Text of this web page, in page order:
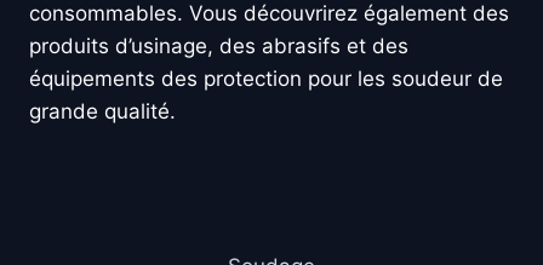
consommables. Vous découvrirez également des
produits d’usinage, des abrasifs et des
équipements des protection pour les soudeur de
grande qualité.